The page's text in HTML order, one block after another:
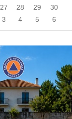
27 28 29
30
3 4 5 6